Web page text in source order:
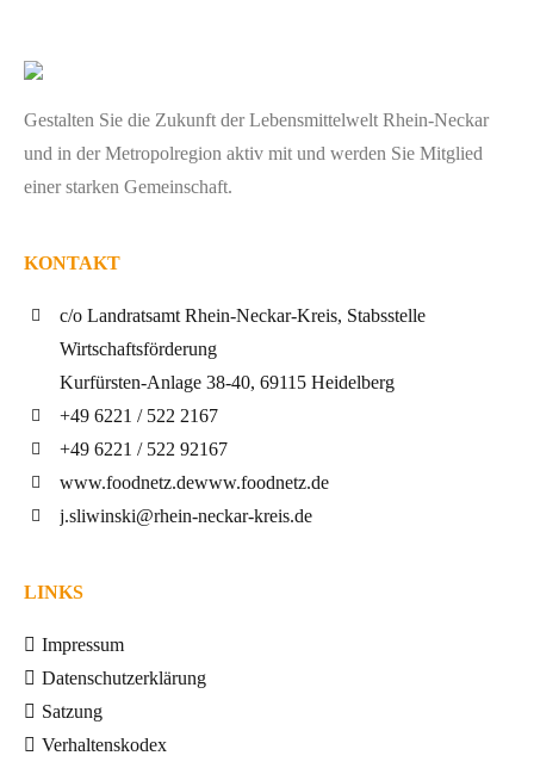
Gestalten Sie die Zukunft der Lebensmittelwelt Rhein-Neckar
und in der Metropolregion aktiv mit und werden Sie Mitglied
einer starken Gemeinschaft.
KONTAKT
c/o Landratsamt Rhein-Neckar-Kreis, Stabsstelle
Wirtschaftsförderung
Kurfürsten-Anlage 38-40, 69115 Heidelberg
+49 6221 / 522 2167
+49 6221 / 522 92167
www.foodnetz.dewww.foodnetz.de
j.sliwinski@rhein-neckar-kreis.de
LINKS
Impressum
Datenschutzerklärung
Satzung
Verhaltenskodex